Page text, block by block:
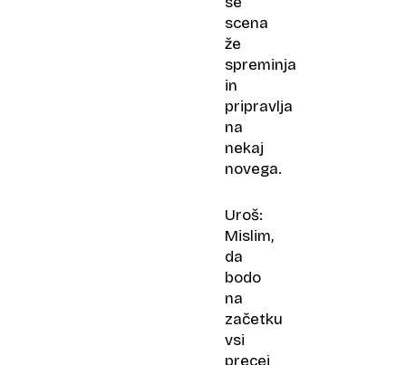
scena
že
spreminja
in
pripravlja
na
nekaj
novega.
Uroš:
Mislim,
da
bodo
na
začetku
vsi
precej